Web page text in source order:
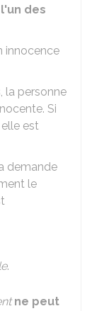
des
innocence
la personne
Si
est
demande
le
.
ne peut